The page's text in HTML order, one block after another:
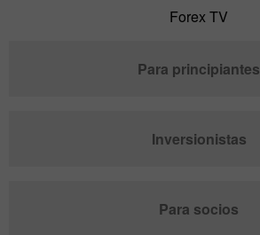
Forex TV
Para principiantes
Inversionistas
Para socios